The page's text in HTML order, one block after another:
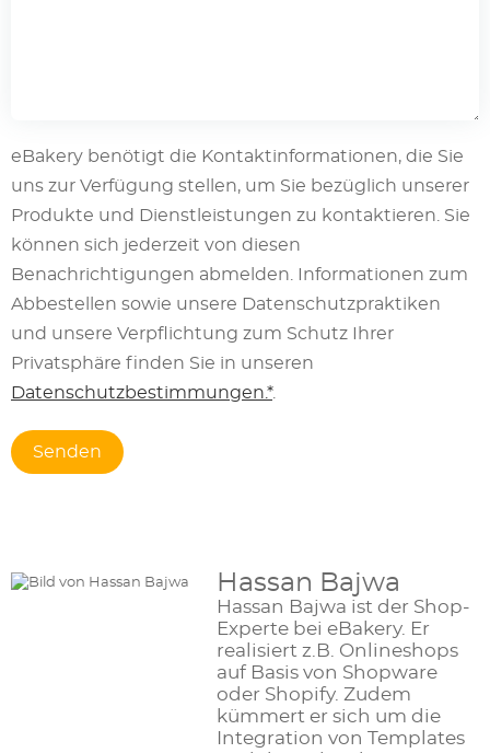
eBakery benötigt die Kontaktinformationen, die Sie
uns zur Verfügung stellen, um Sie bezüglich unserer
Produkte und Dienstleistungen zu kontaktieren. Sie
können sich jederzeit von diesen
Benachrichtigungen abmelden. Informationen zum
Abbestellen sowie unsere Datenschutzpraktiken
und unsere Verpflichtung zum Schutz Ihrer
Privatsphäre finden Sie in unseren
Datenschutzbestimmungen.*.
Hassan Bajwa
Hassan Bajwa ist der Shop-
Experte bei eBakery. Er
realisiert z.B. Onlineshops
auf Basis von Shopware
oder Shopify. Zudem
kümmert er sich um die
Integration von Templates